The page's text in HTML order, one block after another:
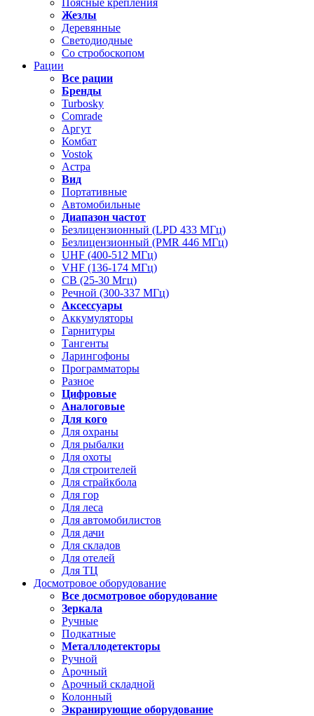
Поясные крепления
Жезлы
Деревянные
Светодиодные
Со стробоскопом
Рации
Все рации
Бренды
Turbosky
Comrade
Аргут
Комбат
Vostok
Астра
Вид
Портативные
Автомобильные
Диапазон частот
Безлицензионный (LPD 433 МГц)
Безлицензионный (PMR 446 МГц)
UHF (400-512 МГц)
VHF (136-174 МГц)
CB (25-30 Мгц)
Речной (300-337 МГц)
Аксессуары
Аккумуляторы
Гарнитуры
Тангенты
Ларингофоны
Программаторы
Разное
Цифровые
Аналоговые
Для кого
Для охраны
Для рыбалки
Для охоты
Для строителей
Для страйкбола
Для гор
Для леса
Для автомобилистов
Для дачи
Для складов
Для отелей
Для ТЦ
Досмотровое оборудование
Все досмотровое оборудование
Зеркала
Ручные
Подкатные
Металлодетекторы
Ручной
Арочный
Арочный складной
Колонный
Экранирующие оборудование